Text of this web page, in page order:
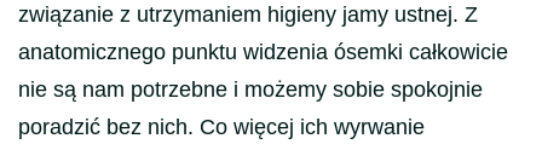
związanie z utrzymaniem higieny jamy ustnej. Z
anatomicznego punktu widzenia ósemki całkowicie
nie są nam potrzebne i możemy sobie spokojnie
poradzić bez nich. Co więcej ich wyrwanie